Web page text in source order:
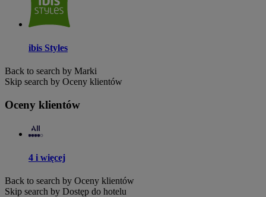
ibis Styles
Back to search by Marki
Skip search by Oceny klientów
Oceny klientów
4 i więcej
Back to search by Oceny klientów
Skip search by Dostęp do hotelu